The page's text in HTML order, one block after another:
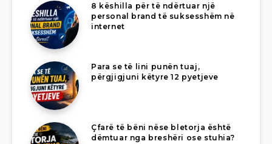
8 këshilla për të ndërtuar një
personal brand të suksesshëm në
internet
Para se të lini punën tuaj,
përgjigjuni këtyre 12 pyetjeve
Çfarë të bëni nëse bletorja është
dëmtuar nga breshëri ose stuhia?